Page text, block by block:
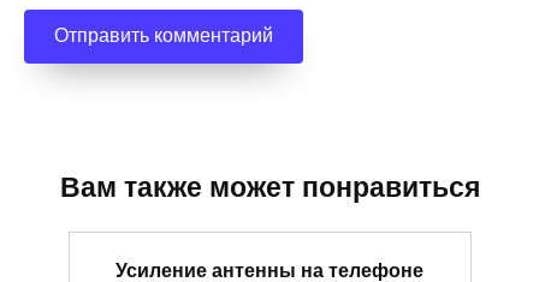
Вам также может понравиться
Усиление антенны на телефоне